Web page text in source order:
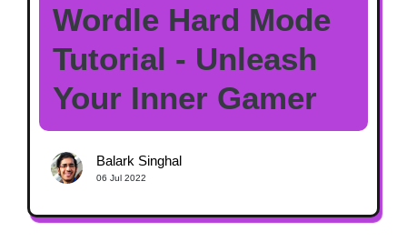
Wordle Hard Mode
Tutorial - Unleash
Your Inner Gamer
Balark Singhal
06 Jul 2022